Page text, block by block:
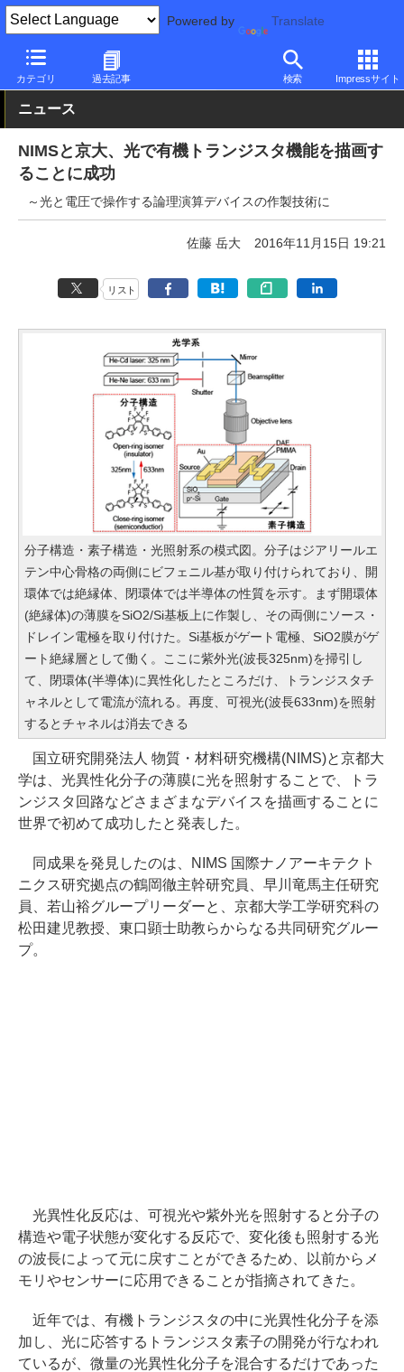
Powered by Translate
カテゴリ 過去記事 検索 Impressサイト
PC Watch 市場 技術
ニュース
NIMSと京大、光で有機トランジスタ機能を描画す
ることに成功
～光と電圧で操作する論理演算デバイスの作製技術に
佐藤 岳大 2016年11月15日 19:21
リスト
分子構造・素子構造・光照射系の模式図。分子はジアリールエ
テン中心骨格の両側にビフェニル基が取り付けられており、開
環体では絶縁体、閉環体では半導体の性質を示す。まず開環体
(絶縁体)の薄膜をSiO2/Si基板上に作製し、その両側にソース・
ドレイン電極を取り付けた。Si基板がゲート電極、SiO2膜がゲ
ート絶縁層として働く。ここに紫外光(波長325nm)を掃引し
て、閉環体(半導体)に異性化したところだけ、トランジスタチ
ャネルとして電流が流れる。再度、可視光(波長633nm)を照射
するとチャネルは消去できる
国立研究開発法人 物質・材料研究機構(NIMS)と京都大
学は、光異性化分子の薄膜に光を照射することで、トラ
ンジスタ回路などさまざまなデバイスを描画することに
世界で初めて成功したと発表した。
同成果を発見したのは、NIMS 国際ナノアーキテクト
ニクス研究拠点の鶴岡徹主幹研究員、早川竜馬主任研究
員、若山裕グループリーダーと、京都大学工学研究科の
松田建児教授、東口顕士助教らからなる共同研究グルー
プ。
光異性化反応は、可視光や紫外光を照射すると分子の
構造や電子状態が変化する反応で、変化後も照射する光
の波長によって元に戻すことができるため、以前からメ
モリやセンサーに応用できることが指摘されてきた。
近年では、有機トランジスタの中に光異性化分子を添
加し、光に応答するトランジスタ素子の開発が行なわれ
ているが、微量の光異性化分子を混合するだけであった